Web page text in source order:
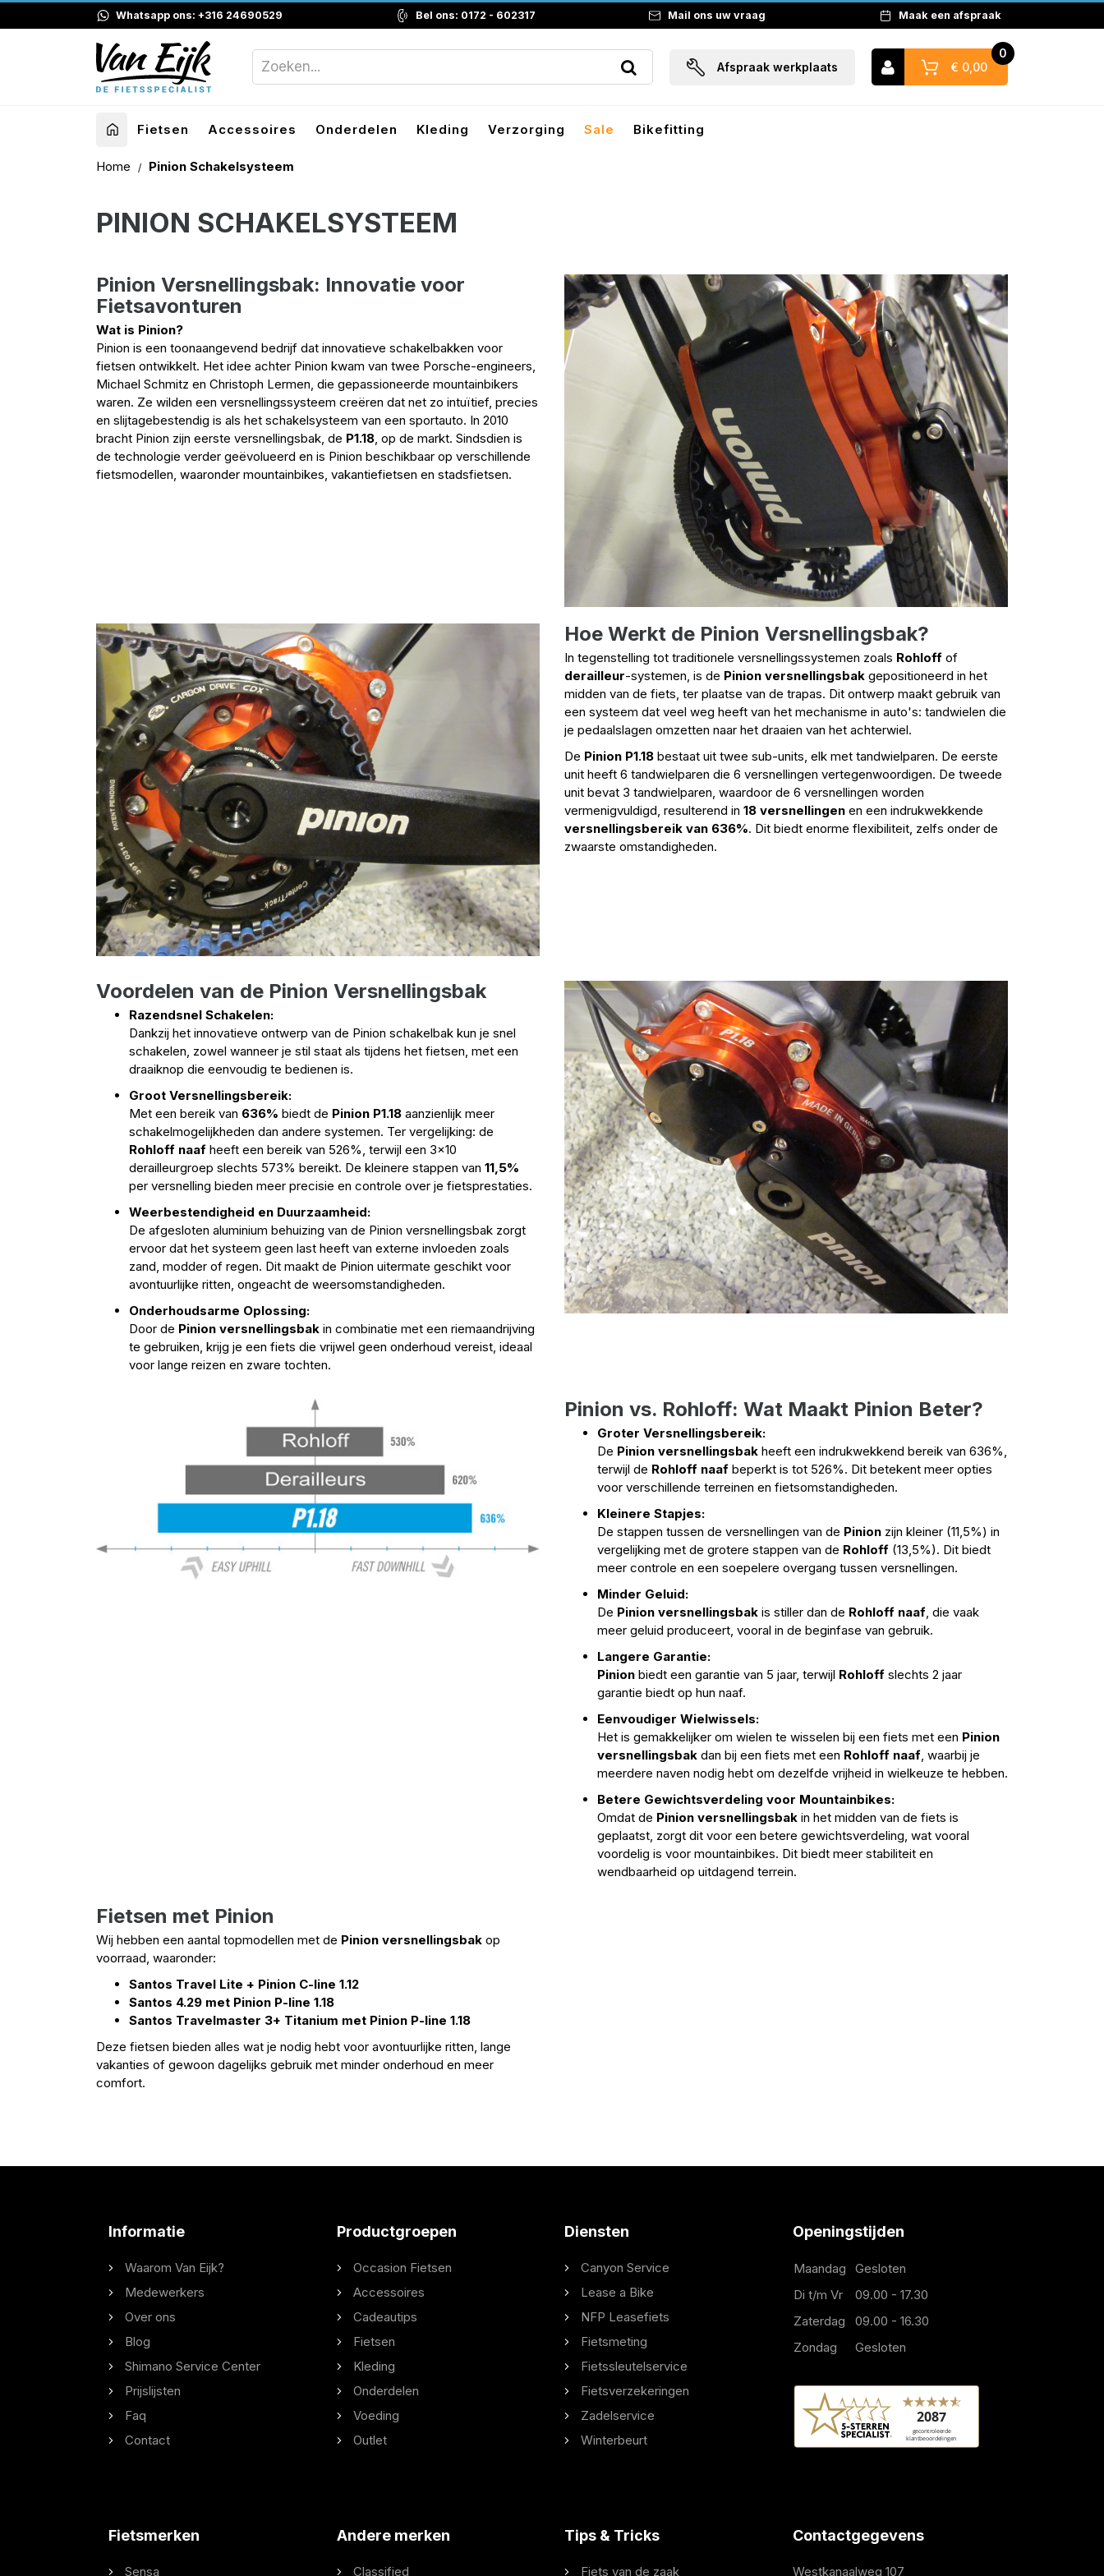
Whatsapp ons: +316 24690529 Bel ons: 0172 - 602317 Mail ons uw vraag Maak een afspraak
Afspraak werkplaats € 0,00
0
Fietsen Accessoires Onderdelen Kleding Verzorging Sale Bikefitting
Home Pinion Schakelsysteem
PINION SCHAKELSYSTEEM
Pinion Versnellingsbak: Innovatie voor
Fietsavonturen
Wat is Pinion?
Pinion is een toonaangevend bedrijf dat innovatieve schakelbakken voor
fietsen ontwikkelt. Het idee achter Pinion kwam van twee Porsche-engineers,
Michael Schmitz en Christoph Lermen, die gepassioneerde mountainbikers
waren. Ze wilden een versnellingssysteem creëren dat net zo intuïtief, precies
en slijtagebestendig is als het schakelsysteem van een sportauto. In 2010
bracht Pinion zijn eerste versnellingsbak, de P1.18, op de markt. Sindsdien is
de technologie verder geëvolueerd en is Pinion beschikbaar op verschillende
fietsmodellen, waaronder mountainbikes, vakantiefietsen en stadsfietsen.
Hoe Werkt de Pinion Versnellingsbak?
In tegenstelling tot traditionele versnellingssystemen zoals Rohloff of
derailleur-systemen, is de Pinion versnellingsbak gepositioneerd in het
midden van de fiets, ter plaatse van de trapas. Dit ontwerp maakt gebruik van
een systeem dat veel weg heeft van het mechanisme in auto's: tandwielen die
je pedaalslagen omzetten naar het draaien van het achterwiel.
De Pinion P1.18 bestaat uit twee sub-units, elk met tandwielparen. De eerste
unit heeft 6 tandwielparen die 6 versnellingen vertegenwoordigen. De tweede
unit bevat 3 tandwielparen, waardoor de 6 versnellingen worden
vermenigvuldigd, resulterend in 18 versnellingen en een indrukwekkende
versnellingsbereik van 636%. Dit biedt enorme flexibiliteit, zelfs onder de
zwaarste omstandigheden.
Voordelen van de Pinion Versnellingsbak
Razendsnel Schakelen:
Dankzij het innovatieve ontwerp van de Pinion schakelbak kun je snel
schakelen, zowel wanneer je stil staat als tijdens het fietsen, met een
draaiknop die eenvoudig te bedienen is.
Groot Versnellingsbereik:
Met een bereik van 636% biedt de Pinion P1.18 aanzienlijk meer
schakelmogelijkheden dan andere systemen. Ter vergelijking: de
Rohloff naaf heeft een bereik van 526%, terwijl een 3x10
derailleurgroep slechts 573% bereikt. De kleinere stappen van 11,5%
per versnelling bieden meer precisie en controle over je fietsprestaties.
Weerbestendigheid en Duurzaamheid:
De afgesloten aluminium behuizing van de Pinion versnellingsbak zorgt
ervoor dat het systeem geen last heeft van externe invloeden zoals
zand, modder of regen. Dit maakt de Pinion uitermate geschikt voor
avontuurlijke ritten, ongeacht de weersomstandigheden.
Onderhoudsarme Oplossing:
Door de Pinion versnellingsbak in combinatie met een riemaandrijving
te gebruiken, krijg je een fiets die vrijwel geen onderhoud vereist, ideaal
voor lange reizen en zware tochten.
Pinion vs. Rohloff: Wat Maakt Pinion Beter?
Groter Versnellingsbereik:
De Pinion versnellingsbak heeft een indrukwekkend bereik van 636%,
terwijl de Rohloff naaf beperkt is tot 526%. Dit betekent meer opties
voor verschillende terreinen en fietsomstandigheden.
Kleinere Stapjes:
De stappen tussen de versnellingen van de Pinion zijn kleiner (11,5%) in
vergelijking met de grotere stappen van de Rohloff (13,5%). Dit biedt
meer controle en een soepelere overgang tussen versnellingen.
Minder Geluid:
De Pinion versnellingsbak is stiller dan de Rohloff naaf, die vaak
meer geluid produceert, vooral in de beginfase van gebruik.
Langere Garantie:
Pinion biedt een garantie van 5 jaar, terwijl Rohloff slechts 2 jaar
garantie biedt op hun naaf.
Eenvoudiger Wielwissels:
Het is gemakkelijker om wielen te wisselen bij een fiets met een Pinion
versnellingsbak dan bij een fiets met een Rohloff naaf, waarbij je
meerdere naven nodig hebt om dezelfde vrijheid in wielkeuze te hebben.
Betere Gewichtsverdeling voor Mountainbikes:
Omdat de Pinion versnellingsbak in het midden van de fiets is
geplaatst, zorgt dit voor een betere gewichtsverdeling, wat vooral
voordelig is voor mountainbikes. Dit biedt meer stabiliteit en
wendbaarheid op uitdagend terrein.
Fietsen met Pinion
Wij hebben een aantal topmodellen met de Pinion versnellingsbak op
voorraad, waaronder:
Santos Travel Lite + Pinion C-line 1.12
Santos 4.29 met Pinion P-line 1.18
Santos Travelmaster 3+ Titanium met Pinion P-line 1.18
Deze fietsen bieden alles wat je nodig hebt voor avontuurlijke ritten, lange
vakanties of gewoon dagelijks gebruik met minder onderhoud en meer
comfort.
Informatie
Waarom Van Eijk?
Medewerkers
Over ons
Blog
Shimano Service Center
Prijslijsten
Faq
Contact
Productgroepen
Occasion Fietsen
Accessoires
Cadeautips
Fietsen
Kleding
Onderdelen
Voeding
Outlet
Diensten
Canyon Service
Lease a Bike
NFP Leasefiets
Fietsmeting
Fietssleutelservice
Fietsverzekeringen
Zadelservice
Winterbeurt
Openingstijden
Maandag
Gesloten
Di t/m Vr
09.00 - 17.30
Zaterdag
09.00 - 16.30
Zondag
Gesloten
Fietsmerken
Sensa
Andere merken
Classified
Tips & Tricks
Fiets van de zaak
Contactgegevens
Westkanaalweg 107